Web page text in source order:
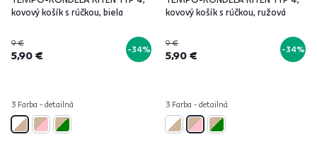
kovový košík s rúčkou, biela
9 €
5,90 € -34%
3 Farba - detailná
kovový košík s rúčkou, ružová
9 €
5,90 € -34%
3 Farba - detailná